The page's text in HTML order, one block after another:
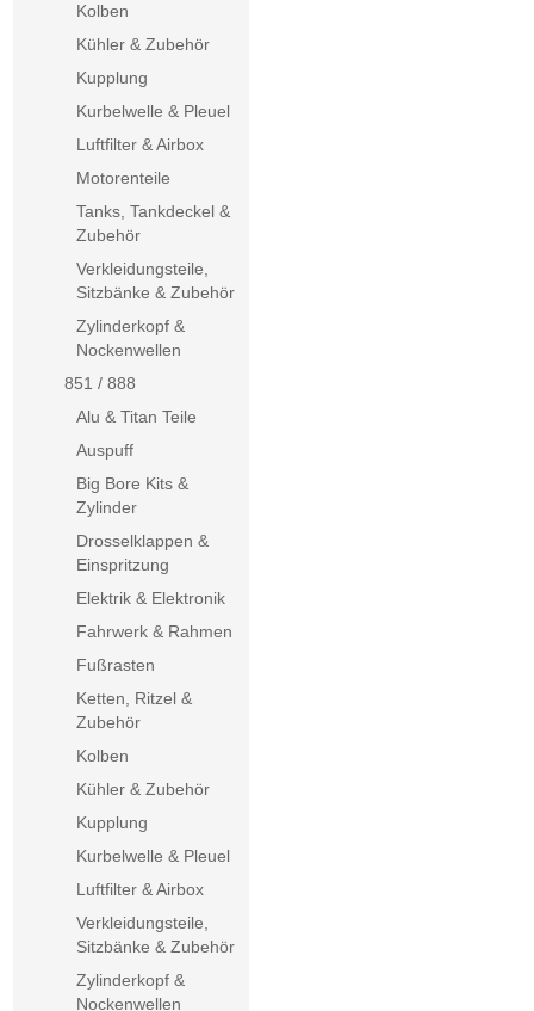
Kolben
Kühler & Zubehör
Kupplung
Kurbelwelle & Pleuel
Luftfilter & Airbox
Motorenteile
Tanks, Tankdeckel &
Zubehör
Verkleidungsteile,
Sitzbänke & Zubehör
Zylinderkopf &
Nockenwellen
851 / 888
Alu & Titan Teile
Auspuff
Big Bore Kits &
Zylinder
Drosselklappen &
Einspritzung
Elektrik & Elektronik
Fahrwerk & Rahmen
Fußrasten
Ketten, Ritzel &
Zubehör
Kolben
Kühler & Zubehör
Kupplung
Kurbelwelle & Pleuel
Luftfilter & Airbox
Verkleidungsteile,
Sitzbänke & Zubehör
Zylinderkopf &
Nockenwellen